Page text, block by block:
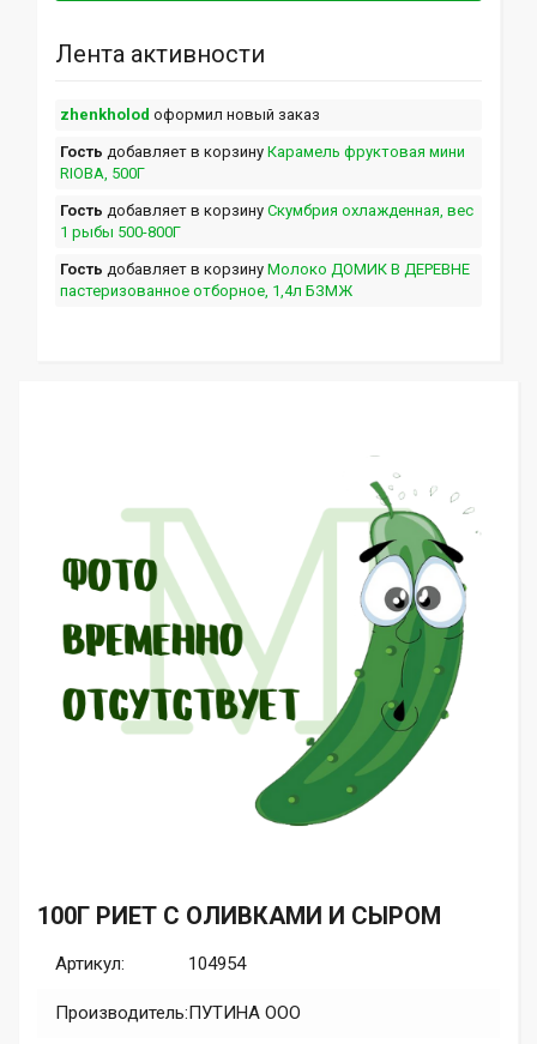
Лента активности
zhenkholod оформил новый заказ
Гость добавляет в корзину Карамель фруктовая мини
RIOBA, 500Г
Гость добавляет в корзину Скумбрия охлажденная, вес
1 рыбы 500-800Г
Гость добавляет в корзину Молоко ДОМИК В ДЕРЕВНЕ
пастеризованное отборное, 1,4л БЗМЖ
100Г РИЕТ С ОЛИВКАМИ И СЫРОМ
Артикул: 104954
Производитель:ПУТИНА ООО